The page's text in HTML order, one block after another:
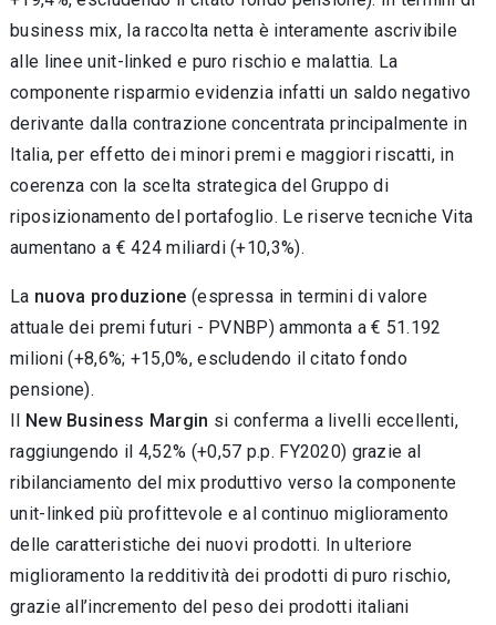
business mix, la raccolta netta è interamente ascrivibile
alle linee unit-linked e puro rischio e malattia. La
componente risparmio evidenzia infatti un saldo negativo
derivante dalla contrazione concentrata principalmente in
Italia, per effetto dei minori premi e maggiori riscatti, in
coerenza con la scelta strategica del Gruppo di
riposizionamento del portafoglio. Le riserve tecniche Vita
aumentano a € 424 miliardi (+10,3%).
La nuova produzione (espressa in termini di valore
attuale dei premi futuri - PVNBP) ammonta a € 51.192
milioni (+8,6%; +15,0%, escludendo il citato fondo
pensione).
Il New Business Margin si conferma a livelli eccellenti,
raggiungendo il 4,52% (+0,57 p.p. FY2020) grazie al
ribilanciamento del mix produttivo verso la componente
unit-linked più profittevole e al continuo miglioramento
delle caratteristiche dei nuovi prodotti. In ulteriore
miglioramento la redditività dei prodotti di puro rischio,
grazie all’incremento del peso dei prodotti italiani